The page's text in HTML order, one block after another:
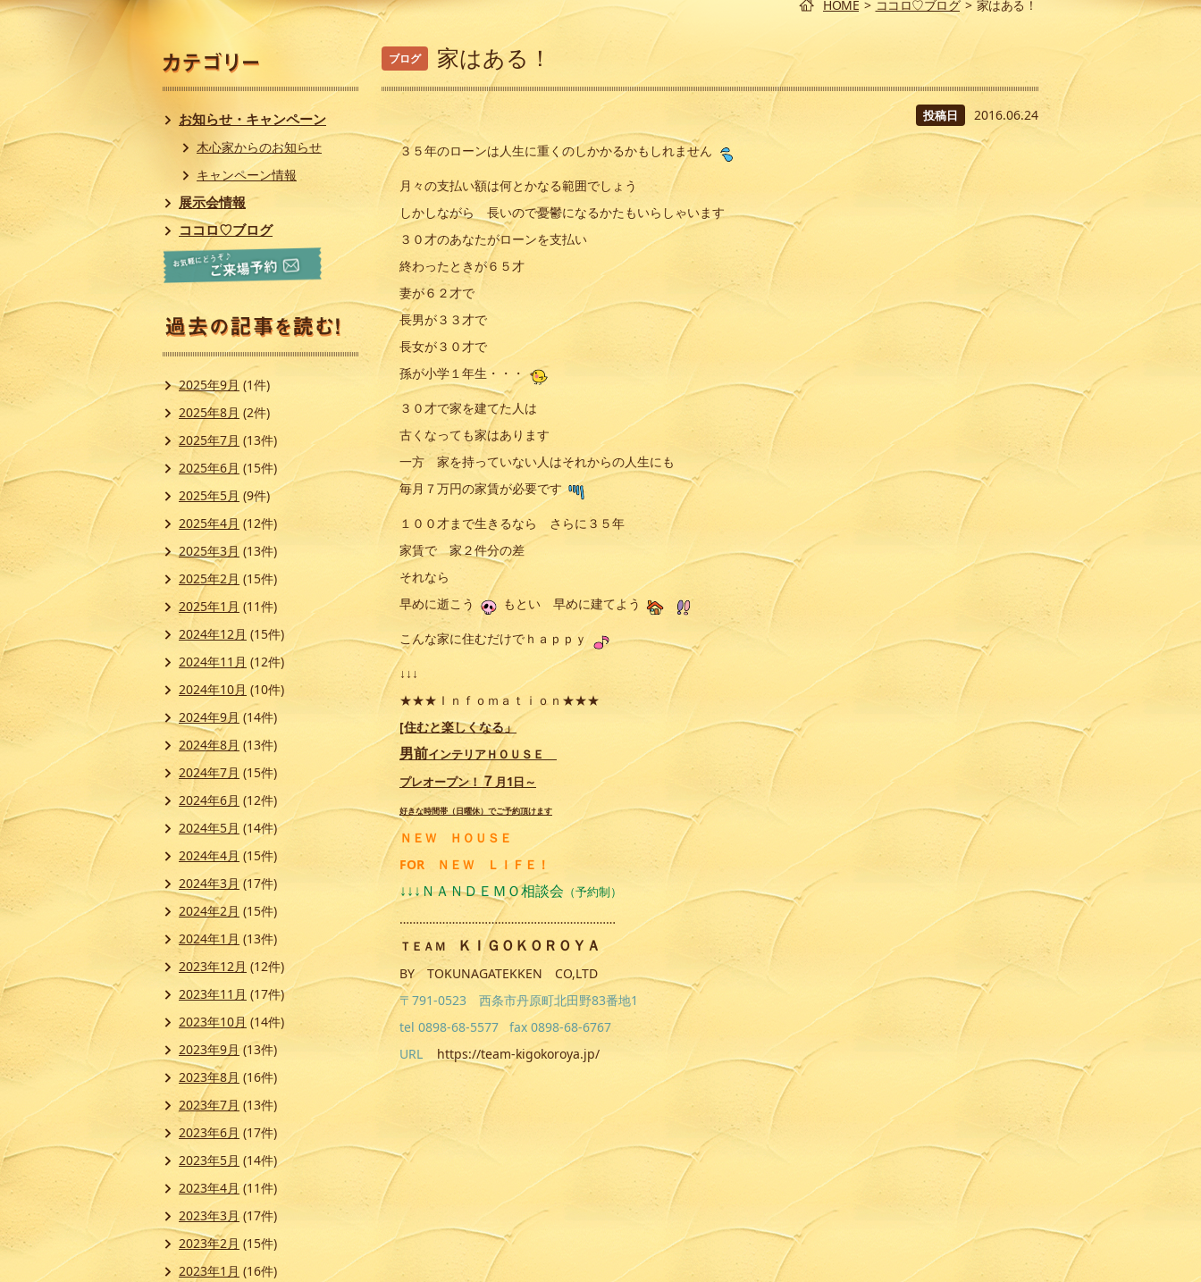
HOME > ココロ♡ブログ > 家はある！
ブログ 家はある！
投稿日 2016.06.24
３５年のローンは人生に重くのしかかるかもしれません
月々の支払い額は何とかなる範囲でしょう
しかしながら 長いので憂鬱になるかたもいらしゃいます
３０才のあなたがローンを支払い
終わったときが６５才
妻が６２才で
長男が３３才で
長女が３０才で
孫が小学１年生・・・
３０才で家を建てた人は
古くなっても家はあります
一方 家を持っていない人はそれからの人生にも
毎月７万円の家賃が必要です
１００才まで生きるなら さらに３５年
家賃で 家２件分の差
それなら
早めに逝こう
もとい 早めに建てよう
こんな家に住むだけでｈａｐｐｙ
↓↓↓
★★★Ｉｎｆｏｍａｔｉｏｎ★★★
[住むと楽しくなる」
男前インテリアＨＯＵＳＥ
プレオープン！ ７ 月1日～
好きな時間帯（日曜休）でご予約頂けます
ＮＥＷ ＨＯＵＳＥ
FOR ＮＥＷ ＬＩＦＥ！
↓↓↓ＮＡＮＤＥＭＯ相談会 （予約制）
…………………………………………………………
ＴＥＡＭ ＫＩＧＯＫＯＲＯＹＡ
BY TOKUNAGATEKKEN CO,LTD
〒791-0523 西条市丹原町北田野83番地1
tel 0898-68-5577 fax 0898-68-6767
URL https://team-kigokoroya.jp/
お知らせ・キャンペーン
木心家からのお知らせ
キャンペーン情報
展示会情報
ココロ♡ブログ
過去の記事を読む
2025年9月 (1件)
2025年8月 (2件)
2025年7月 (13件)
2025年6月 (15件)
2025年5月 (9件)
2025年4月 (12件)
2025年3月 (13件)
2025年2月 (15件)
2025年1月 (11件)
2024年12月 (15件)
2024年11月 (12件)
2024年10月 (10件)
2024年9月 (14件)
2024年8月 (13件)
2024年7月 (15件)
2024年6月 (12件)
2024年5月 (14件)
2024年4月(15件)
2024年3月 (17件)
2024年2月 (15件)
2024年1月 (13件)
2023年12月 (12件)
2023年11月 (17件)
2023年10月 (14件)
2023年9月 (13件)
2023年8月 (16件)
2023年7月 (13件)
2023年6月 (17件)
2023年5月 (14件)
2023年4月(11件)
2023年3月 (17件)
2023年2月 (15件)
2023年1月 (16件)